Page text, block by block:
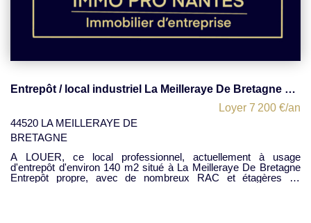
Entrepôt / local industriel La Meilleraye De Bretagne 140 m2
Loyer 7 200 €/an
44520 LA MEILLERAYE DE
BRETAGNE
A LOUER, ce local professionnel, actuellement à usage
d'entrepôt d'environ 140 m2 situé à La Meilleraye De Bretagne
Entrepôt propre, avec de nombreux RAC et étagères de